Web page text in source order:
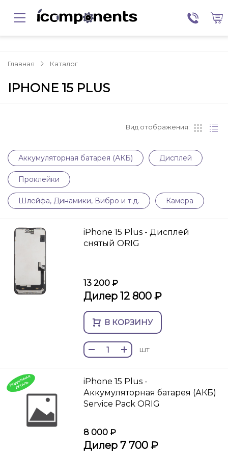
Главная Каталог
IPHONE 15 PLUS
Вид отображения:
Аккумуляторная батарея (АКБ) Дисплей
Проклейки
Шлейфа, Динамики, Вибро и т.д. Камера
iPhone 15 Plus - Дисплей
снятый ORIG
13 200 ₽
Дилер 12 800 ₽
В КОРЗИНУ
шт
П
О
Д
Л
И
Н
Н
А
Я
ДЕТ
А
ЛЬ
iPhone 15 Plus -
Аккумуляторная батарея (АКБ)
Service Pack ORIG
8 000 ₽
Дилер 7 700 ₽